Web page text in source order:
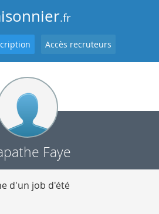
.fr
Accès recruteurs
Faye
d'un job d'été